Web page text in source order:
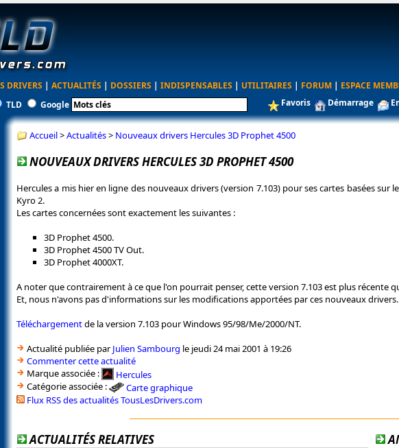
DRIVERS | ACTUALITÉS | DOSSIERS | INDISPENSABLES | UTILITAIRES | FORUM | ESPACE
TLD Google Favoris Démarrage
Accueil>Actualités> Nouveaux drivers Hercules 3D Prophet 4500
NOUVEAUX DRIVERS HERCULES 3D PROPHET 4500
Hercules a mis hier en ligne des nouveaux drivers (version 7.103) pour ses cartes basées sur
Kyro 2.
Les cartes concernées sont exactement les suivantes :
3D Prophet 4500.
3D Prophet 4500 TV Out.
3D Prophet 4000XT.
A noter que contrairement à ce que l'on pourrait penser, cette version 7.103 est plus récente
Et, nous n'avons pas d'informations sur les modifications apportées par ces nouveaux drivers.
Téléchargementde la version 7.103 pour Windows 95/98/Me/2000/NT.
Actualité publiée parJulien Sambourg le jeudi 24 mai 2001 à 19:26
Commenter cette actualité
Marque associée :
Hercules
Catégorie associée :
Carte graphique
Flux RSS des actualités TousLesDrivers.com
ACTUALITÉS RELATIVES